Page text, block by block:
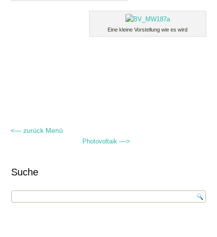
Eine kleine Vorstellung wie es wird
<— zurück Menü
Photovoltaik—>
Suche